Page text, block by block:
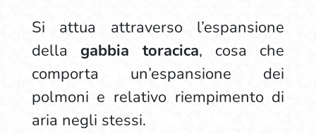
Si attua attraverso l’espansione
dellagabbia toracica, cosa che
comporta un’espansione dei
polmoni e relativo riempimento di
aria negli stessi.